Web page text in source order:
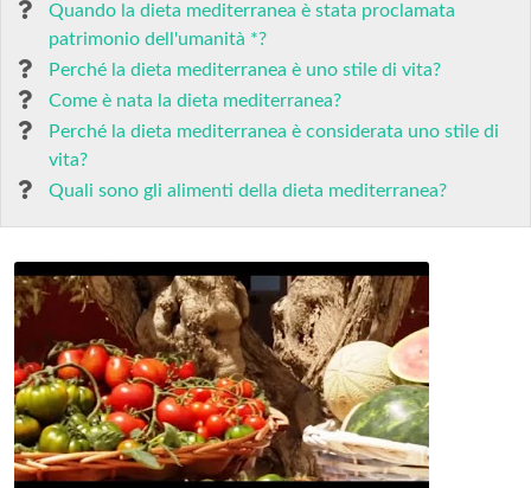
Quando la dieta mediterranea è stata proclamata
patrimonio dell'umanità *?
Perché la dieta mediterranea è uno stile di vita?
Come è nata la dieta mediterranea?
Perché la dieta mediterranea è considerata uno stile di
vita?
Quali sono gli alimenti della dieta mediterranea?